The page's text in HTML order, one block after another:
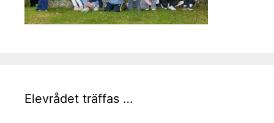
Elevrådet träffas …